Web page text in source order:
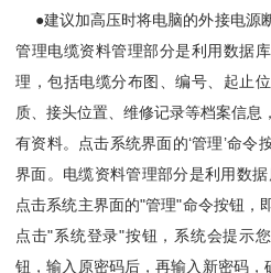
●建议加高压时将电脑的外接电源
管理电缆资料管理部分是利用数据
理，包括电缆分布图、编号、起止
质、接头位置、维修记录等档案信
有资料。点击系统界面的‘管理’命令
界面。 电缆资料管理部分是利用数
点击系统主界面的"管理"命令按钮，
点击"系统登录"按钮，系统会提示
钮，输入原密码后，再输入新密码